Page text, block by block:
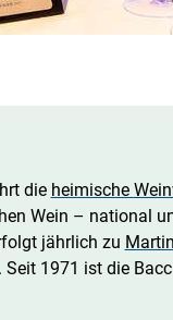
die heimische
Wein – national
jährlich zu
Seit 1971 ist die